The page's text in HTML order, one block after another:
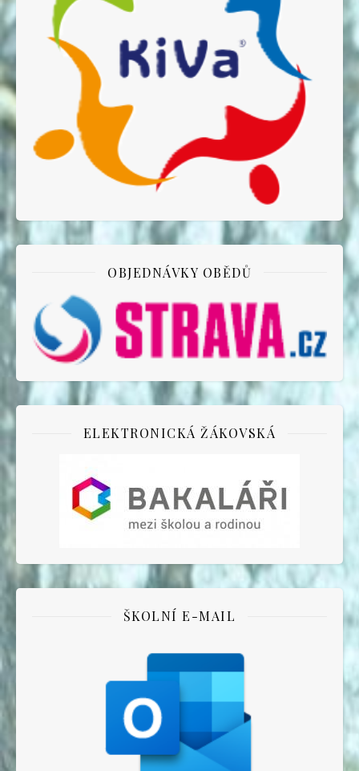
OBJEDNÁVKY OBĚDŮ
ELEKTRONICKÁ ŽÁKOVSKÁ
ŠKOLNÍ E-MAIL